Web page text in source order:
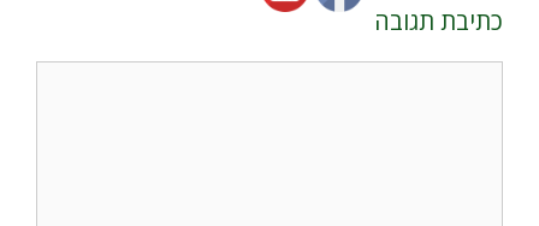
כתיבת תגובה
תגובה